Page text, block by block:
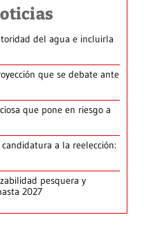
del agua e incluirla
que se debate ante
que pone en riesgo a
a la reelección:
pesquera y
2027